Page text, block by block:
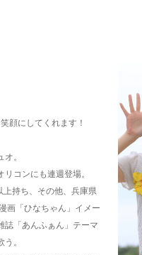
顔にしてくれます！
。
コンにも連週登場。
上持ち、その他、兵庫県
画「ひなちゃん」イメー
誌「あんふぁん」テーマ
。